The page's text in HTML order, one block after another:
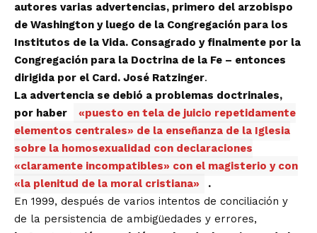
autores varias advertencias, primero del arzobispo
de Washington y luego de la Congregación para los
Institutos de la Vida. Consagrado y finalmente por la
Congregación para la Doctrina de la Fe – entonces
dirigida por el Card. José Ratzinger.
La advertencia se debió a problemas doctrinales,
por haber
«puesto en tela de juicio repetidamente
elementos centrales» de la enseñanza de la Iglesia
sobre la homosexualidad con declaraciones
«claramente incompatibles» con el magisterio y con
«la plenitud de la moral cristiana»
.
En 1999, después de varios intentos de conciliación y
de la persistencia de ambigüedades y errores,